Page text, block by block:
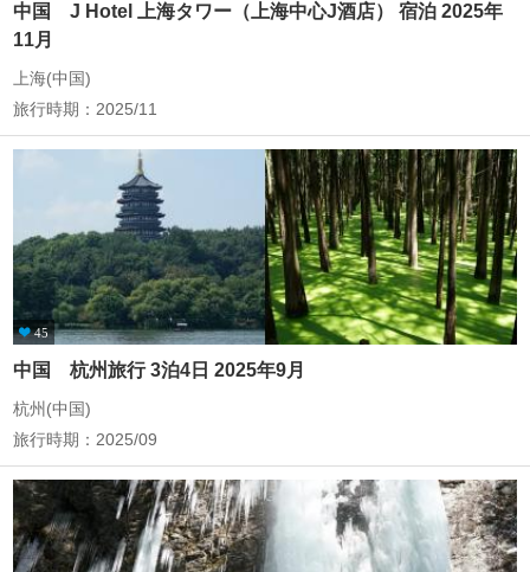
中国 J Hotel 上海タワー（上海中心J酒店） 宿泊 2025年
11月
上海(中国)
旅行時期：2025/11
45
中国 杭州旅行 3泊4日 2025年9月
杭州(中国)
旅行時期：2025/09